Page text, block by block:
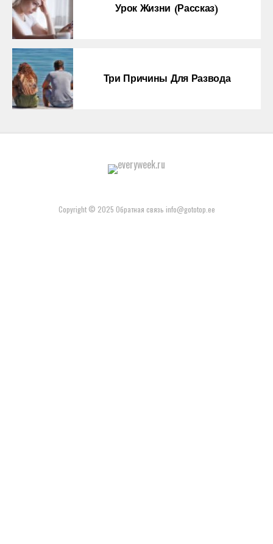
Урок Жизни (рассказ)
Три Причины Для Развода
Copyright © 2025 Обратная связь info@gototop.ee